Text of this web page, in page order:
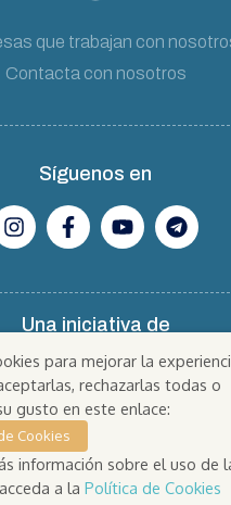
que trabajan con
Contacta con nosotros
Síguenos en
Una iniciativa de
para mejorar la
rechazarlas todas o
gusto en este enlace:
Cookies
información sobre el uso de
a la Política de Cookies